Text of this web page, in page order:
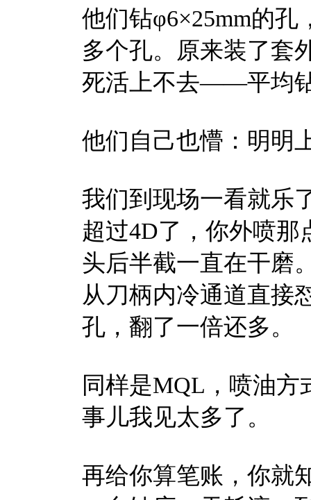
他们钻φ6×25mm的孔
多个孔。原来装了套
死活上不去——平均
他们自己也懵：明明
我们到现场一看就乐
超过4D了，你外喷
头后半截一直在干磨
从刀柄内冷通道直接
孔，翻了一倍还多。
同样是MQL，喷油方
事儿我见太多了。
再给你算笔账，你就